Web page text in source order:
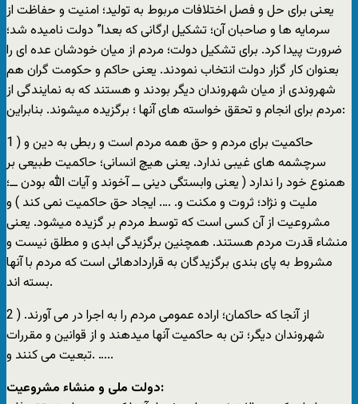
یعنی برای حل و فصل اختلافات مربوط به تولید؛ امنیت و حفاظت از
سرمایه ها و صاحبان آن؛ تشکیل ارگانی که بعدا” دولت نامیده شد؛
ضرورت پیدا کرد. برای تشکیل دولت؛ مردم از میان خودشان عده ای را
بعنوان کار گزار دولت انتخاب نمودند. یعنی حاکم و حکومت گران هم
شهروندی از میان شهروندان دیگر بودند و هستند که به نمایندگی از
مردم برای انجام و تحقق خواسته های آنها ؛ برگزیده میشوند. بنابراین:
1 ) حاکمیت برای مردم و حق همه مردم است و ربطی به دین و
سرچشمه های غیبی ندارد. یعنی هیچ انسانی؛ حاکمیت طبیعی بر
همنوع خود را ندارد ( یعنی وابستگی دینی ــ آخوند و آیات الله بودن ــ؛
ملیت و نژاد؛ ثروت و مکنت و. …. ایجاد حق حاکمیت نمی کند ) و
مشروعیت از آن کسی است که توسط مردم بر گزیده میشود. یعنی
منشاء قدرت مردم هستند. همچنین برگزیدگی ابدی و مطلق نیست و
مشروط به پای بندی برگزیدگان به قراردادهائی است که مردم با آنها
بسته اند.
2 ) از آنجا که حاکمان؛ اراده عمومی مردم را به اجرا در می آورند.
شهروندان دیگر؛ تن به حاکمیت آنها میدهند و از قوانین و مقررات
تبعیت می کنند و. …..
دولت ملی و منشاء مشروعیت: